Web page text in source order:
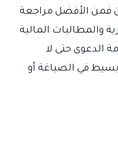
فمن الأفضل مراجعة
والمطالبات المالية
الدعوى حتى لا
في الصياغة أو